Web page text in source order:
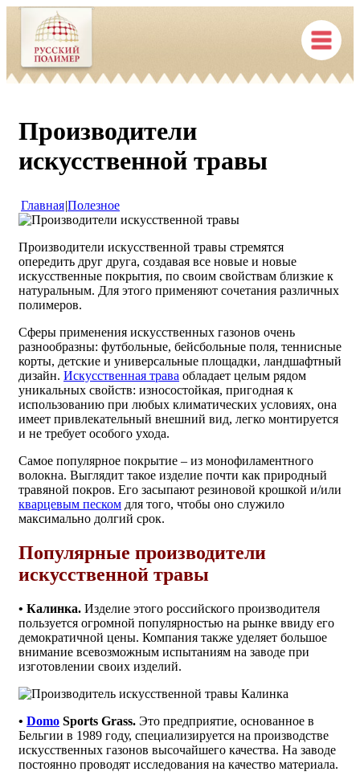
Производители
искусственной травы
Главная|Полезное
Производители искусственной травы стремятся
опередить друг друга, создавая все новые и новые
искусственные покрытия, по своим свойствам близкие к
натуральным. Для этого применяют сочетания различных
полимеров.
Сферы применения искусственных газонов очень
разнообразны: футбольные, бейсбольные поля, теннисные
корты, детские и универсальные площадки, ландшафтный
дизайн. Искусственная трава обладает целым рядом
уникальных свойств: износостойкая, пригодная к
использованию при любых климатических условиях, она
имеет привлекательный внешний вид, легко монтируется
и не требует особого ухода.
Самое популярное покрытие – из монофиламентного
волокна. Выглядит такое изделие почти как природный
травяной покров. Его засыпают резиновой крошкой и/или
кварцевым песком для того, чтобы оно служило
максимально долгий срок.
Популярные производители
искусственной травы
• Калинка. Изделие этого российского производителя
пользуется огромной популярностью на рынке ввиду его
демократичной цены. Компания также уделяет большое
внимание всевозможным испытаниям на заводе при
изготовлении своих изделий.
• Domo Sports Grass. Это предприятие, основанное в
Бельгии в 1989 году, специализируется на производстве
искусственных газонов высочайшего качества. На заводе
постоянно проводят исследования на качество материала.